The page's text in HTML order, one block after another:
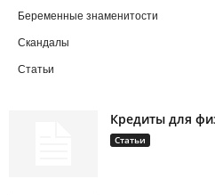
Беременные знаменитости
Скандалы
Статьи
Кредиты для
Статьи